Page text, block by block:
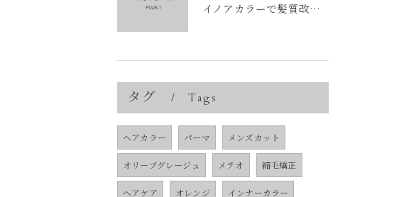
イノアカラーで髪質改善を叶える東京都中央区銀座の新しい髪色体験
タグ Tags
ヘアカラー パーマ メンズカット
オリーブグレージュ メテオ 縮毛矯正
ヘアケア オレンジ インナーカラー